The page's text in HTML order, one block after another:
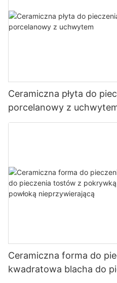
ceramiki umożliwiają również
pieczenie i pieczenie na grillu
nierdzewnej. Funkcje te
kontrolować temperaturę i
grillowanie staje się
od tego, czy jesteś
nowicjuszem w grillowaniu,
Ceramiczna płyta do
porcelanowy z
Ceramiczna forma do
kwadratowa blacha do